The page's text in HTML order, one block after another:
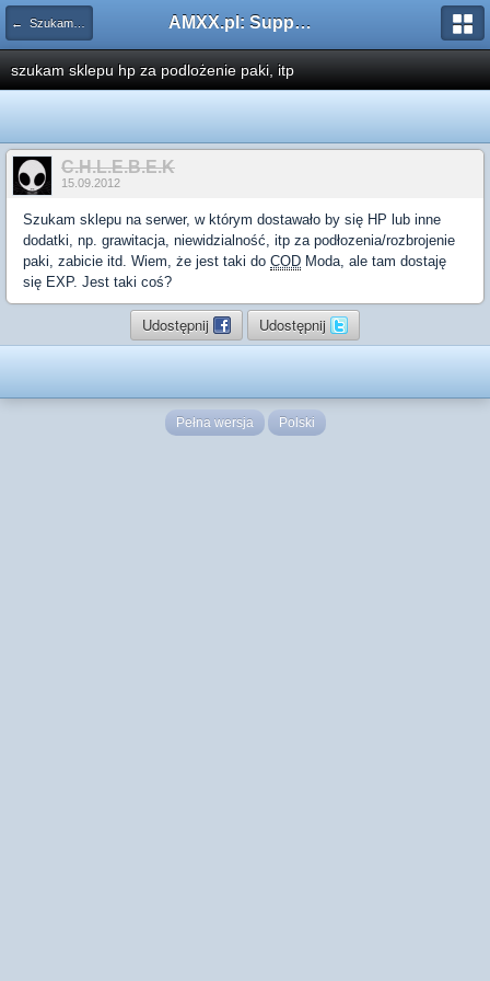
← Szukam pluginu AMXX.pl: Support AMX Mod X i SourceMod
szukam sklepu hp za podlożenie paki, itp
C.H.L.E.B.E.K
15.09.2012
Szukam sklepu na serwer, w którym dostawało by się HP lub inne
dodatki, np. grawitacja, niewidzialność, itp za podłozenia/rozbrojenie
paki, zabicie itd. Wiem, że jest taki do COD Moda, ale tam dostaję
się EXP. Jest taki coś?
Udostępnij Udostępnij
Pełna wersja Polski